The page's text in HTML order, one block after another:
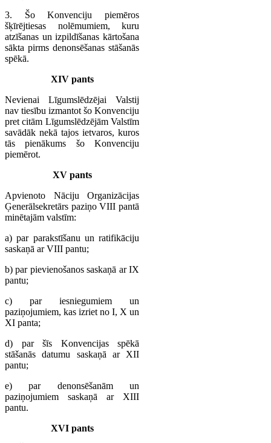
3. Šo Konvenciju piemēros
šķīrējtiesas nolēmumiem, kuru
atzīšanas un izpildīšanas kārtošana
sākta pirms denonsēšanas stāšanās
spēkā.
XIV pants
Nevienai Līgumslēdzējai Valstij
nav tiesību izmantot šo Konvenciju
pret citām Līgumslēdzējām Valstīm
savādāk nekā tajos ietvaros, kuros
tās pienākums šo Konvenciju
piemērot.
XV pants
Apvienoto Nāciju Organizācijas
Ģenerālsekretārs paziņo VIII pantā
minētajām valstīm:
a) par parakstīšanu un ratifikāciju
saskaņā ar VIII pantu;
b) par pievienošanos saskaņā ar IX
pantu;
c) par iesniegumiem un
paziņojumiem, kas izriet no I, X un
XI panta;
d) par šīs Konvencijas spēkā
stāšanās datumu saskaņā ar XII
pantu;
e) par denonsēšanām un
paziņojumiem saskaņā ar XIII
pantu.
XVI pants